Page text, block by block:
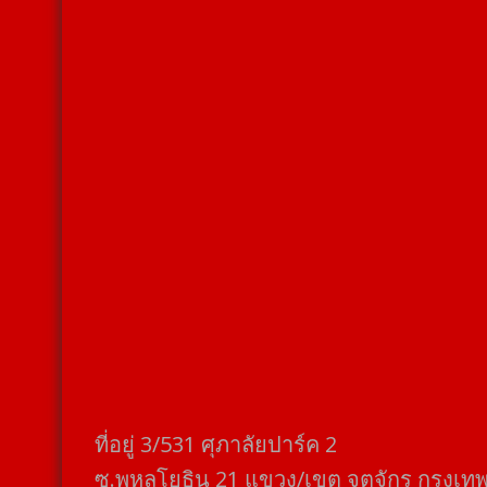
ที่อยู่​ 3/531​ ศุภาลัยปาร์ค​ 2
ซ.พหลโยธิน​ 21​ แขวง/เขต​ จตุจักร​ กรุงเท